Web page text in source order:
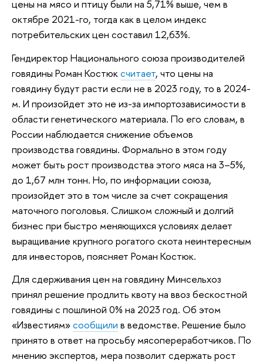
цены на мясо и птицу были на 5,71% выше, чем в
октябре 2021-го, тогда как в целом индекс
потребительских цен составил 12,63%.
Гендиректор Национального союза производителей
говядины Роман Костюксчитает, что цены на
говядину будут расти если не в 2023 году, то в 2024-
м. И произойдет это не из-за импортозависимости в
области генетического материала. По его словам, в
России наблюдается снижение объемов
производства говядины. Формально в этом году
может быть рост производства этого мяса на 3–5%,
до 1,67 млн тонн. Но, по информации союза,
произойдет это в том числе за счет сокращения
маточного поголовья. Слишком сложный и долгий
бизнес при быстро меняющихся условиях делает
выращивание крупного рогатого скота неинтересным
для инвесторов, поясняет Роман Костюк.
Для сдерживания цен на говядину Минсельхоз
принял решение продлить квоту на ввоз бескостной
говядины с пошлиной 0% на 2023 год. Об этом
«Известиям»сообщили в ведомстве. Решение было
принято в ответ на просьбу мясопереработчиков. По
мнению экспертов, мера позволит сдержать рост